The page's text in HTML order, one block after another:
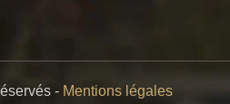
- Mentions légales